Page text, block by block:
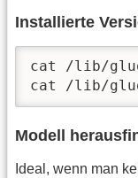
Installierte
cat /lib/
cat /lib/
Modell
Ideal, wenn man